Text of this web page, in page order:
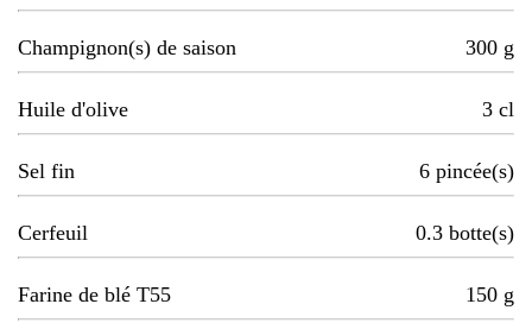
Champignon(s) de saison 300 g
Huile d'olive 3 cl
Sel fin 6 pincée(s)
Cerfeuil 0.3 botte(s)
Farine de blé T55 150 g